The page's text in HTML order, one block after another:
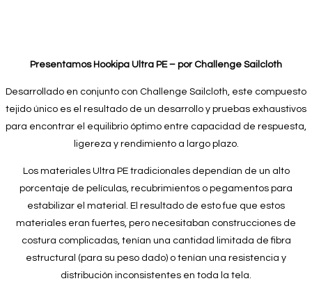
Presentamos Hookipa Ultra PE – por Challenge Sailcloth
Desarrollado en conjunto con Challenge Sailcloth, este compuesto
tejido único es el resultado de un desarrollo y pruebas exhaustivos
para encontrar el equilibrio óptimo entre capacidad de respuesta,
ligereza y rendimiento a largo plazo.
Los materiales Ultra PE tradicionales dependían de un alto
porcentaje de películas, recubrimientos o pegamentos para
estabilizar el material. El resultado de esto fue que estos
materiales eran fuertes, pero necesitaban construcciones de
costura complicadas, tenían una cantidad limitada de fibra
estructural (para su peso dado) o tenían una resistencia y
distribución inconsistentes en toda la tela.